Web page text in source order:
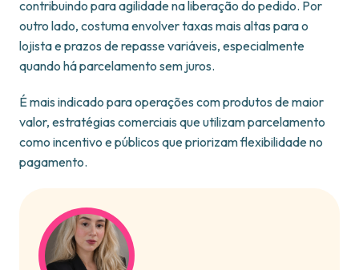
contribuindo para agilidade na liberação do pedido. Por
outro lado, costuma envolver taxas mais altas para o
lojista e prazos de repasse variáveis, especialmente
quando há parcelamento sem juros.
É mais indicado para operações com produtos de maior
valor, estratégias comerciais que utilizam parcelamento
como incentivo e públicos que priorizam flexibilidade no
pagamento.